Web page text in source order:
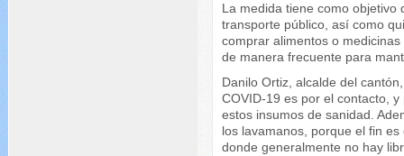
La medida tiene como
transporte público, así como
comprar alimentos o
de manera frecuente para
Danilo Ortiz, alcalde del
COVID-19 es por el contacto,
estos insumos de sanidad.
los lavamanos, porque el fin
donde generalmente no hay